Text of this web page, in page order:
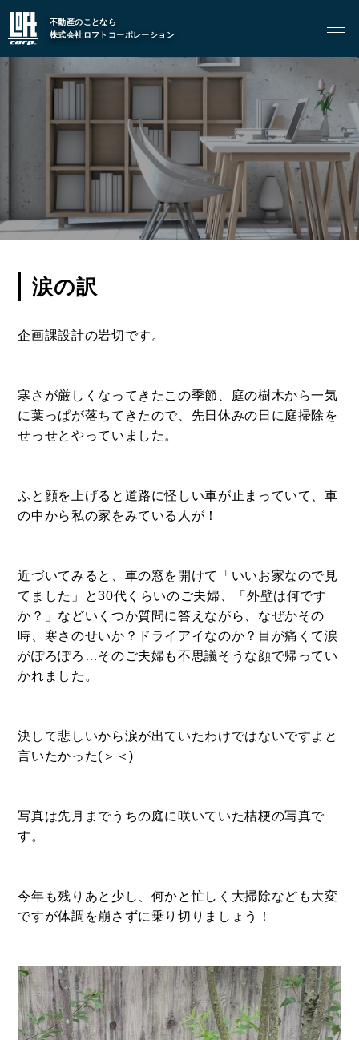
不動産のことなら
株式会社ロフトコーポレーション
GARAGE APART
G BASE
ABOUT 私たちについて
- スタッフ紹介
FOOD
- 四季即贅喰
BUY
DEVELOP 分譲地の紹介
涙の訳
企画課設計の岩切です。
寒さが厳しくなってきたこの季節、庭の樹木から一気
に葉っぱが落ちてきたので、先日休みの日に庭掃除を
せっせとやっていました。
ふと顔を上げると道路に怪しい車が止まっていて、車
の中から私の家をみている人が！
近づいてみると、車の窓を開けて「いいお家なので見
てました」と30代くらいのご夫婦、「外壁は何です
か？」などいくつか質問に答えながら、なぜかその
時、寒さのせいか？ドライアイなのか？目が痛くて涙
がぽろぽろ…そのご夫婦も不思議そうな顔で帰ってい
かれました。
決して悲しいから涙が出ていたわけではないですよと
言いたかった(＞＜)
写真は先月までうちの庭に咲いていた桔梗の写真で
す。
今年も残りあと少し、何かと忙しく大掃除なども大変
ですが体調を崩さずに乗り切りましょう！